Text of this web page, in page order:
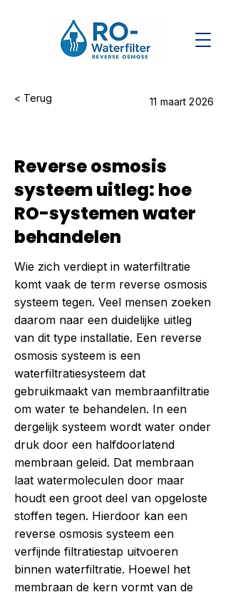
< Terug 11 maart 2026
Reverse osmosis
systeem uitleg: hoe
RO-systemen water
behandelen
Wie zich verdiept in waterfiltratie
komt vaak de term reverse osmosis
systeem tegen. Veel mensen zoeken
daarom naar een duidelijke uitleg
van dit type installatie. Een reverse
osmosis systeem is een
waterfiltratiesysteem dat
gebruikmaakt van membraanfiltratie
om water te behandelen. In een
dergelijk systeem wordt water onder
druk door een halfdoorlatend
membraan geleid. Dat membraan
laat watermoleculen door maar
houdt een groot deel van opgeloste
stoffen tegen. Hierdoor kan een
reverse osmosis systeem een
verfijnde filtratiestap uitvoeren
binnen waterfiltratie. Hoewel het
membraan de kern vormt van de